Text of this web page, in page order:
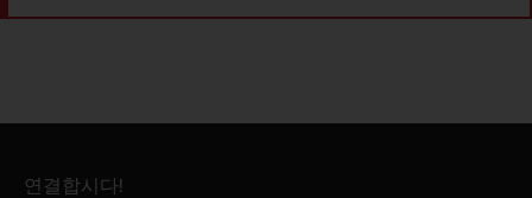
연결합시다!